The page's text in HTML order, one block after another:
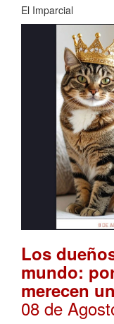
El Imparcial
Los
mundo:
merecen
08 de